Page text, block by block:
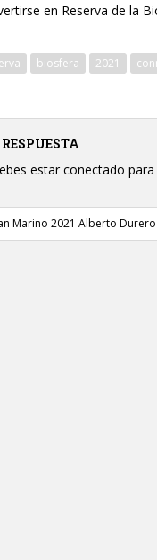
en Reserva de la
biosfera 2021
estar conectado
Marino 2021 Alberto Durero